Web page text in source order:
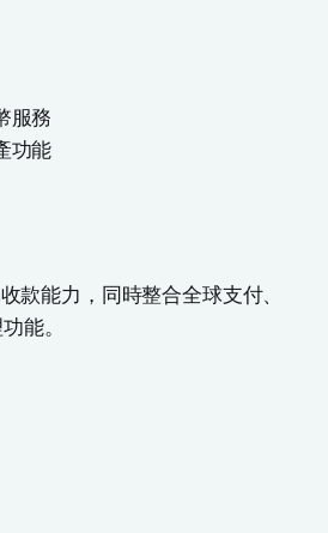
服務
功能
款能力，同時整合全球支付、
能。